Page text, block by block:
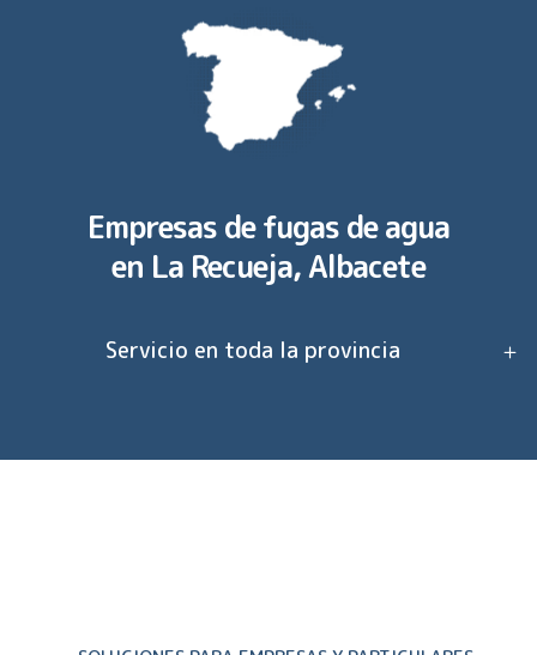
Empresas de fugas de agua
en La Recueja, Albacete
Servicio en toda la provincia